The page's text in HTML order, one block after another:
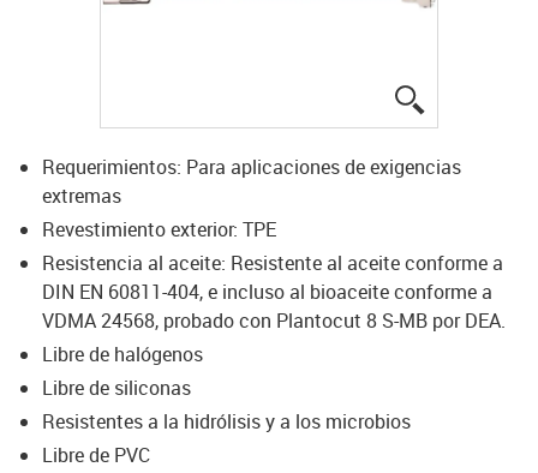
Requerimientos: Para aplicaciones de exigencias
extremas
Revestimiento exterior: TPE
Resistencia al aceite: Resistente al aceite conforme a
DIN EN 60811-404, e incluso al bioaceite conforme a
VDMA 24568, probado con Plantocut 8 S-MB por DEA.
Libre de halógenos
Libre de siliconas
Resistentes a la hidrólisis y a los microbios
Libre de PVC